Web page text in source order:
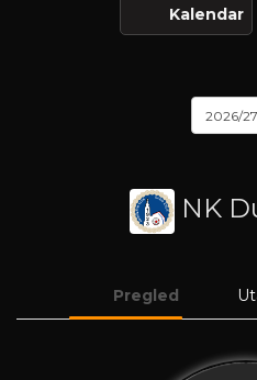
Kalendar
2026/27
NK
Pregled